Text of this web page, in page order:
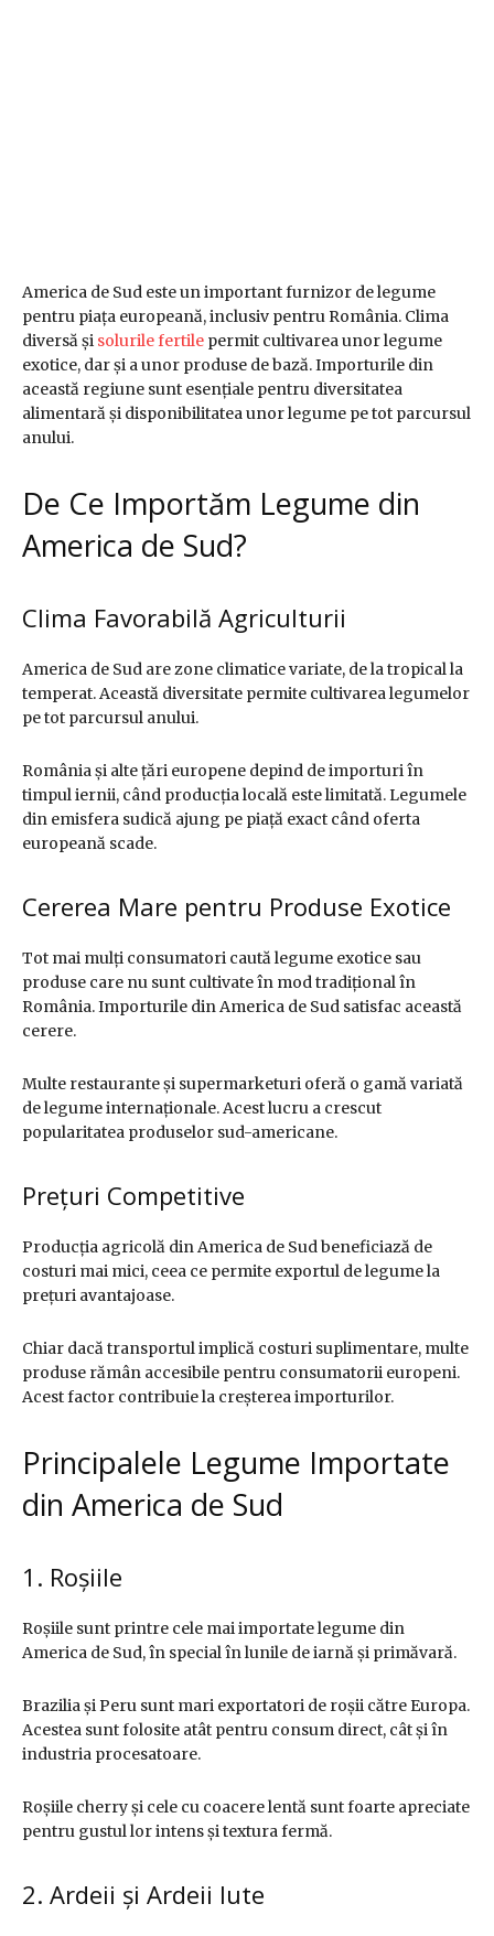
America de Sud este un important furnizor de legume
pentru piața europeană, inclusiv pentru România. Clima
diversă și solurile fertile permit cultivarea unor legume
exotice, dar și a unor produse de bază. Importurile din
această regiune sunt esențiale pentru diversitatea
alimentară și disponibilitatea unor legume pe tot parcursul
anului.
De Ce Importăm Legume din
America de Sud?
Clima Favorabilă Agriculturii
America de Sud are zone climatice variate, de la tropical la
temperat. Această diversitate permite cultivarea legumelor
pe tot parcursul anului.
România și alte țări europene depind de importuri în
timpul iernii, când producția locală este limitată. Legumele
din emisfera sudică ajung pe piață exact când oferta
europeană scade.
Cererea Mare pentru Produse Exotice
Tot mai mulți consumatori caută legume exotice sau
produse care nu sunt cultivate în mod tradițional în
România. Importurile din America de Sud satisfac această
cerere.
Multe restaurante și supermarketuri oferă o gamă variată
de legume internaționale. Acest lucru a crescut
popularitatea produselor sud-americane.
Prețuri Competitive
Producția agricolă din America de Sud beneficiază de
costuri mai mici, ceea ce permite exportul de legume la
prețuri avantajoase.
Chiar dacă transportul implică costuri suplimentare, multe
produse rămân accesibile pentru consumatorii europeni.
Acest factor contribuie la creșterea importurilor.
Principalele Legume Importate
din America de Sud
1. Roșiile
Roșiile sunt printre cele mai importate legume din
America de Sud, în special în lunile de iarnă și primăvară.
Brazilia și Peru sunt mari exportatori de roșii către Europa.
Acestea sunt folosite atât pentru consum direct, cât și în
industria procesatoare.
Roșiile cherry și cele cu coacere lentă sunt foarte apreciate
pentru gustul lor intens și textura fermă.
2. Ardeii și Ardeii Iute